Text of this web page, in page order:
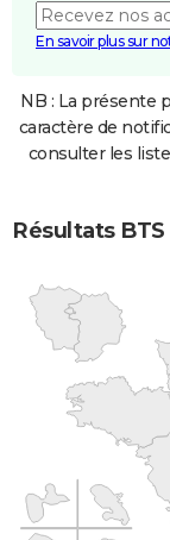
En savoir plus sur
NB : La présente
caractère de
consulter les
Résultats